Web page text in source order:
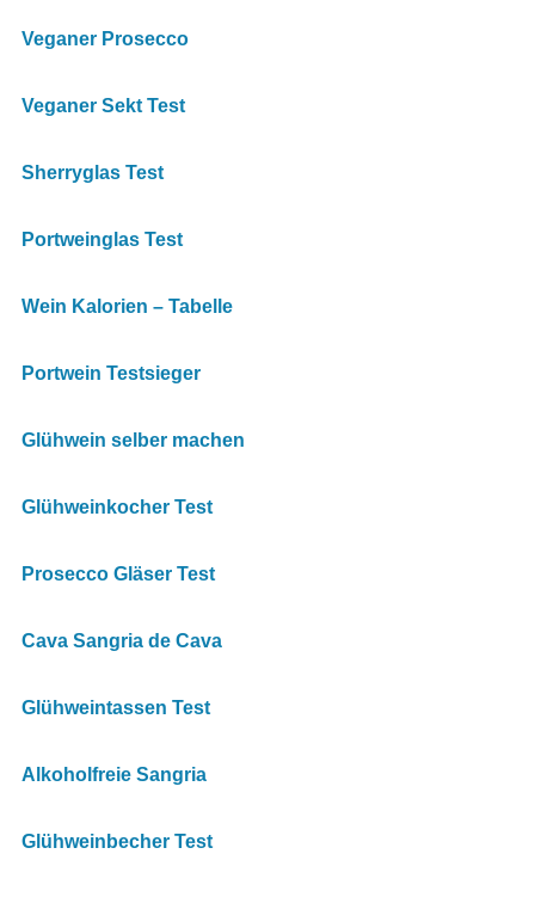
Veganer Prosecco
Veganer Sekt Test
Sherryglas Test
Portweinglas Test
Wein Kalorien – Tabelle
Portwein Testsieger
Glühwein selber machen
Glühweinkocher Test
Prosecco Gläser Test
Cava Sangria de Cava
Glühweintassen Test
Alkoholfreie Sangria
Glühweinbecher Test